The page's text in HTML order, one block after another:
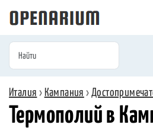
Италия › Кампания ›
Термополий в